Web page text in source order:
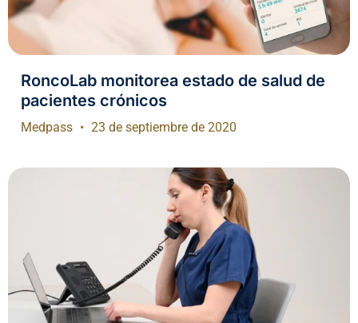
RoncoLab monitorea estado de salud de
pacientes crónicos
Medpass 23 de septiembre de 2020